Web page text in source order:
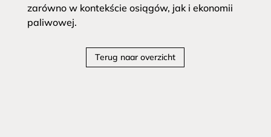
zarówno w kontekście osiągów, jak i ekonomii
paliwowej.
Terug naar overzicht